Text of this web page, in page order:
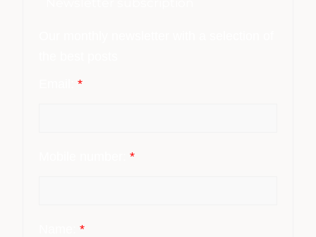
Email:*
Mobile number:*
Name:*